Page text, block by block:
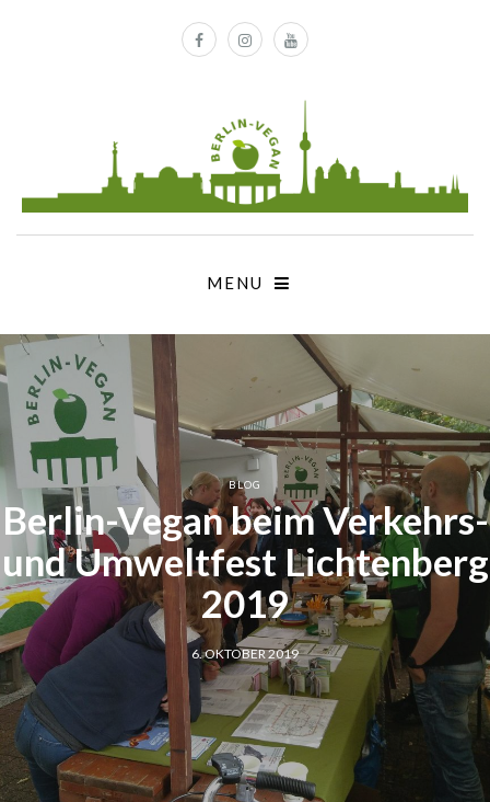
MENU
BLOG
Berlin-Vegan beim Verkehrs-
und Umweltfest Lichtenberg
2019
6. OKTOBER 2019